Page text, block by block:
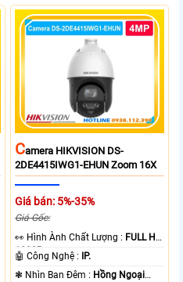
mạch 68Gbps đảm bảo hiệu suất
cao ổn định. Hỗ trợ truyền PoE xa
lên đến 300m cho hệ thống
CAmera HIKVISION DS-
2DE4415IWG1-EHUN Zoom 16X
Giá bán: 5%-35%
Giá Gốc:
️👀 Hình Ành Chất Lượng : FULL HD
1080P .
🤖️ Công Nghệ :
IP.
❃ Nhìn Ban Đêm : Hồng Ngoại